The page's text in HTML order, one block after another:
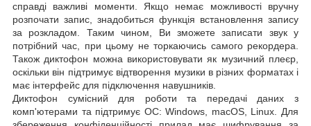
справді важливі моменти. Якщо немає можливості вручну
розпочати запис, знадобиться функція встановлення запису
за розкладом. Таким чином, Ви зможете записати звук у
потрібний час, при цьому не торкаючись самого рекордера.
Також диктофон можна використовувати як музичний плеєр,
оскільки він підтримує відтворення музики в різних форматах і
має інтерфейс для підключення навушників.
Диктофон сумісний для роботи та передачі даних з
комп'ютерами та підтримує ОС: Windows, macOS, Linux. Для